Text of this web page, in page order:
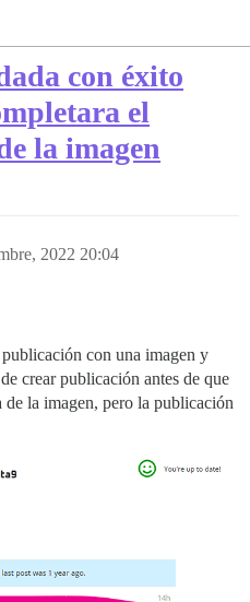
con éxito
el
la imagen
2022 20:04
con una imagen y
crear publicación antes de que
de la imagen, pero la publicación